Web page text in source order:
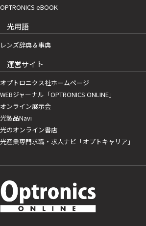
OPTRONICS eBOOK
光用語
レンズ辞典＆事典
運営サイト
オプトロニクス社ホームページ
WEBジャーナル「OPTRONICS ONLINE」
オンライン展示会
光製品Navi
光のオンライン書店
光産業専門求職・求人ナビ「オプトキャリア」